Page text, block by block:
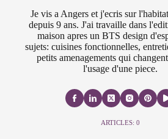
Je vis a Angers et j'ecris sur
depuis 9 ans. J'ai travaille dans
maison apres un BTS design
sujets: cuisines fonctionnelles,
petits amenagements qui
l'usage d'une piece.
ARTICLES: 0